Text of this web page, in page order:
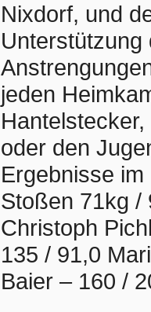
Nixdorf, und
Unterstützung
jeden
oder den
Ergebnisse
Stoßen 71kg /
Christoph
135 / 91,0
Baier – 160 /